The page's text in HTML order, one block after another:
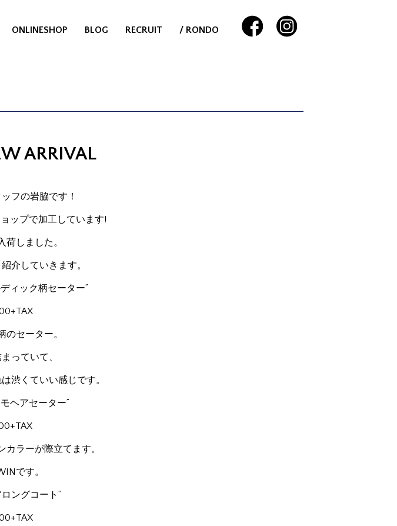
ONLINESHOP BLOG RECRUIT / RONDO
ARRIVAL
フの岩脇です！
ップで加工しています!
荷しました。
介していきます。
ィック柄セーター”
のセーター。
っていて、
渋くていい感じです。
ヘアセーター”
カラーが際立てます。
です。
ングコート”